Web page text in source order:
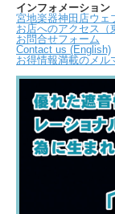
インフォメーション
宮地楽器神田店ウェ
お店へのアクセス（
お問合せフォーム
Contact us (English)
お得情報満載のメル